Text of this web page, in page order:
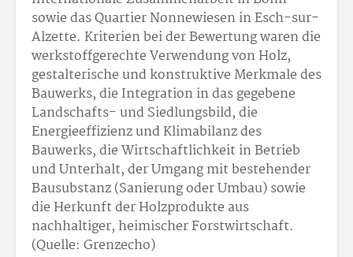
sowie das Quartier Nonnewiesen in Esch-sur-
Alzette. Kriterien bei der Bewertung waren die
werkstoffgerechte Verwendung von Holz,
gestalterische und konstruktive Merkmale des
Bauwerks, die Integration in das gegebene
Landschafts- und Siedlungsbild, die
Energieeffizienz und Klimabilanz des
Bauwerks, die Wirtschaftlichkeit in Betrieb
und Unterhalt, der Umgang mit bestehender
Bausubstanz (Sanierung oder Umbau) sowie
die Herkunft der Holzprodukte aus
nachhaltiger, heimischer Forstwirtschaft.
(Quelle: Grenzecho)